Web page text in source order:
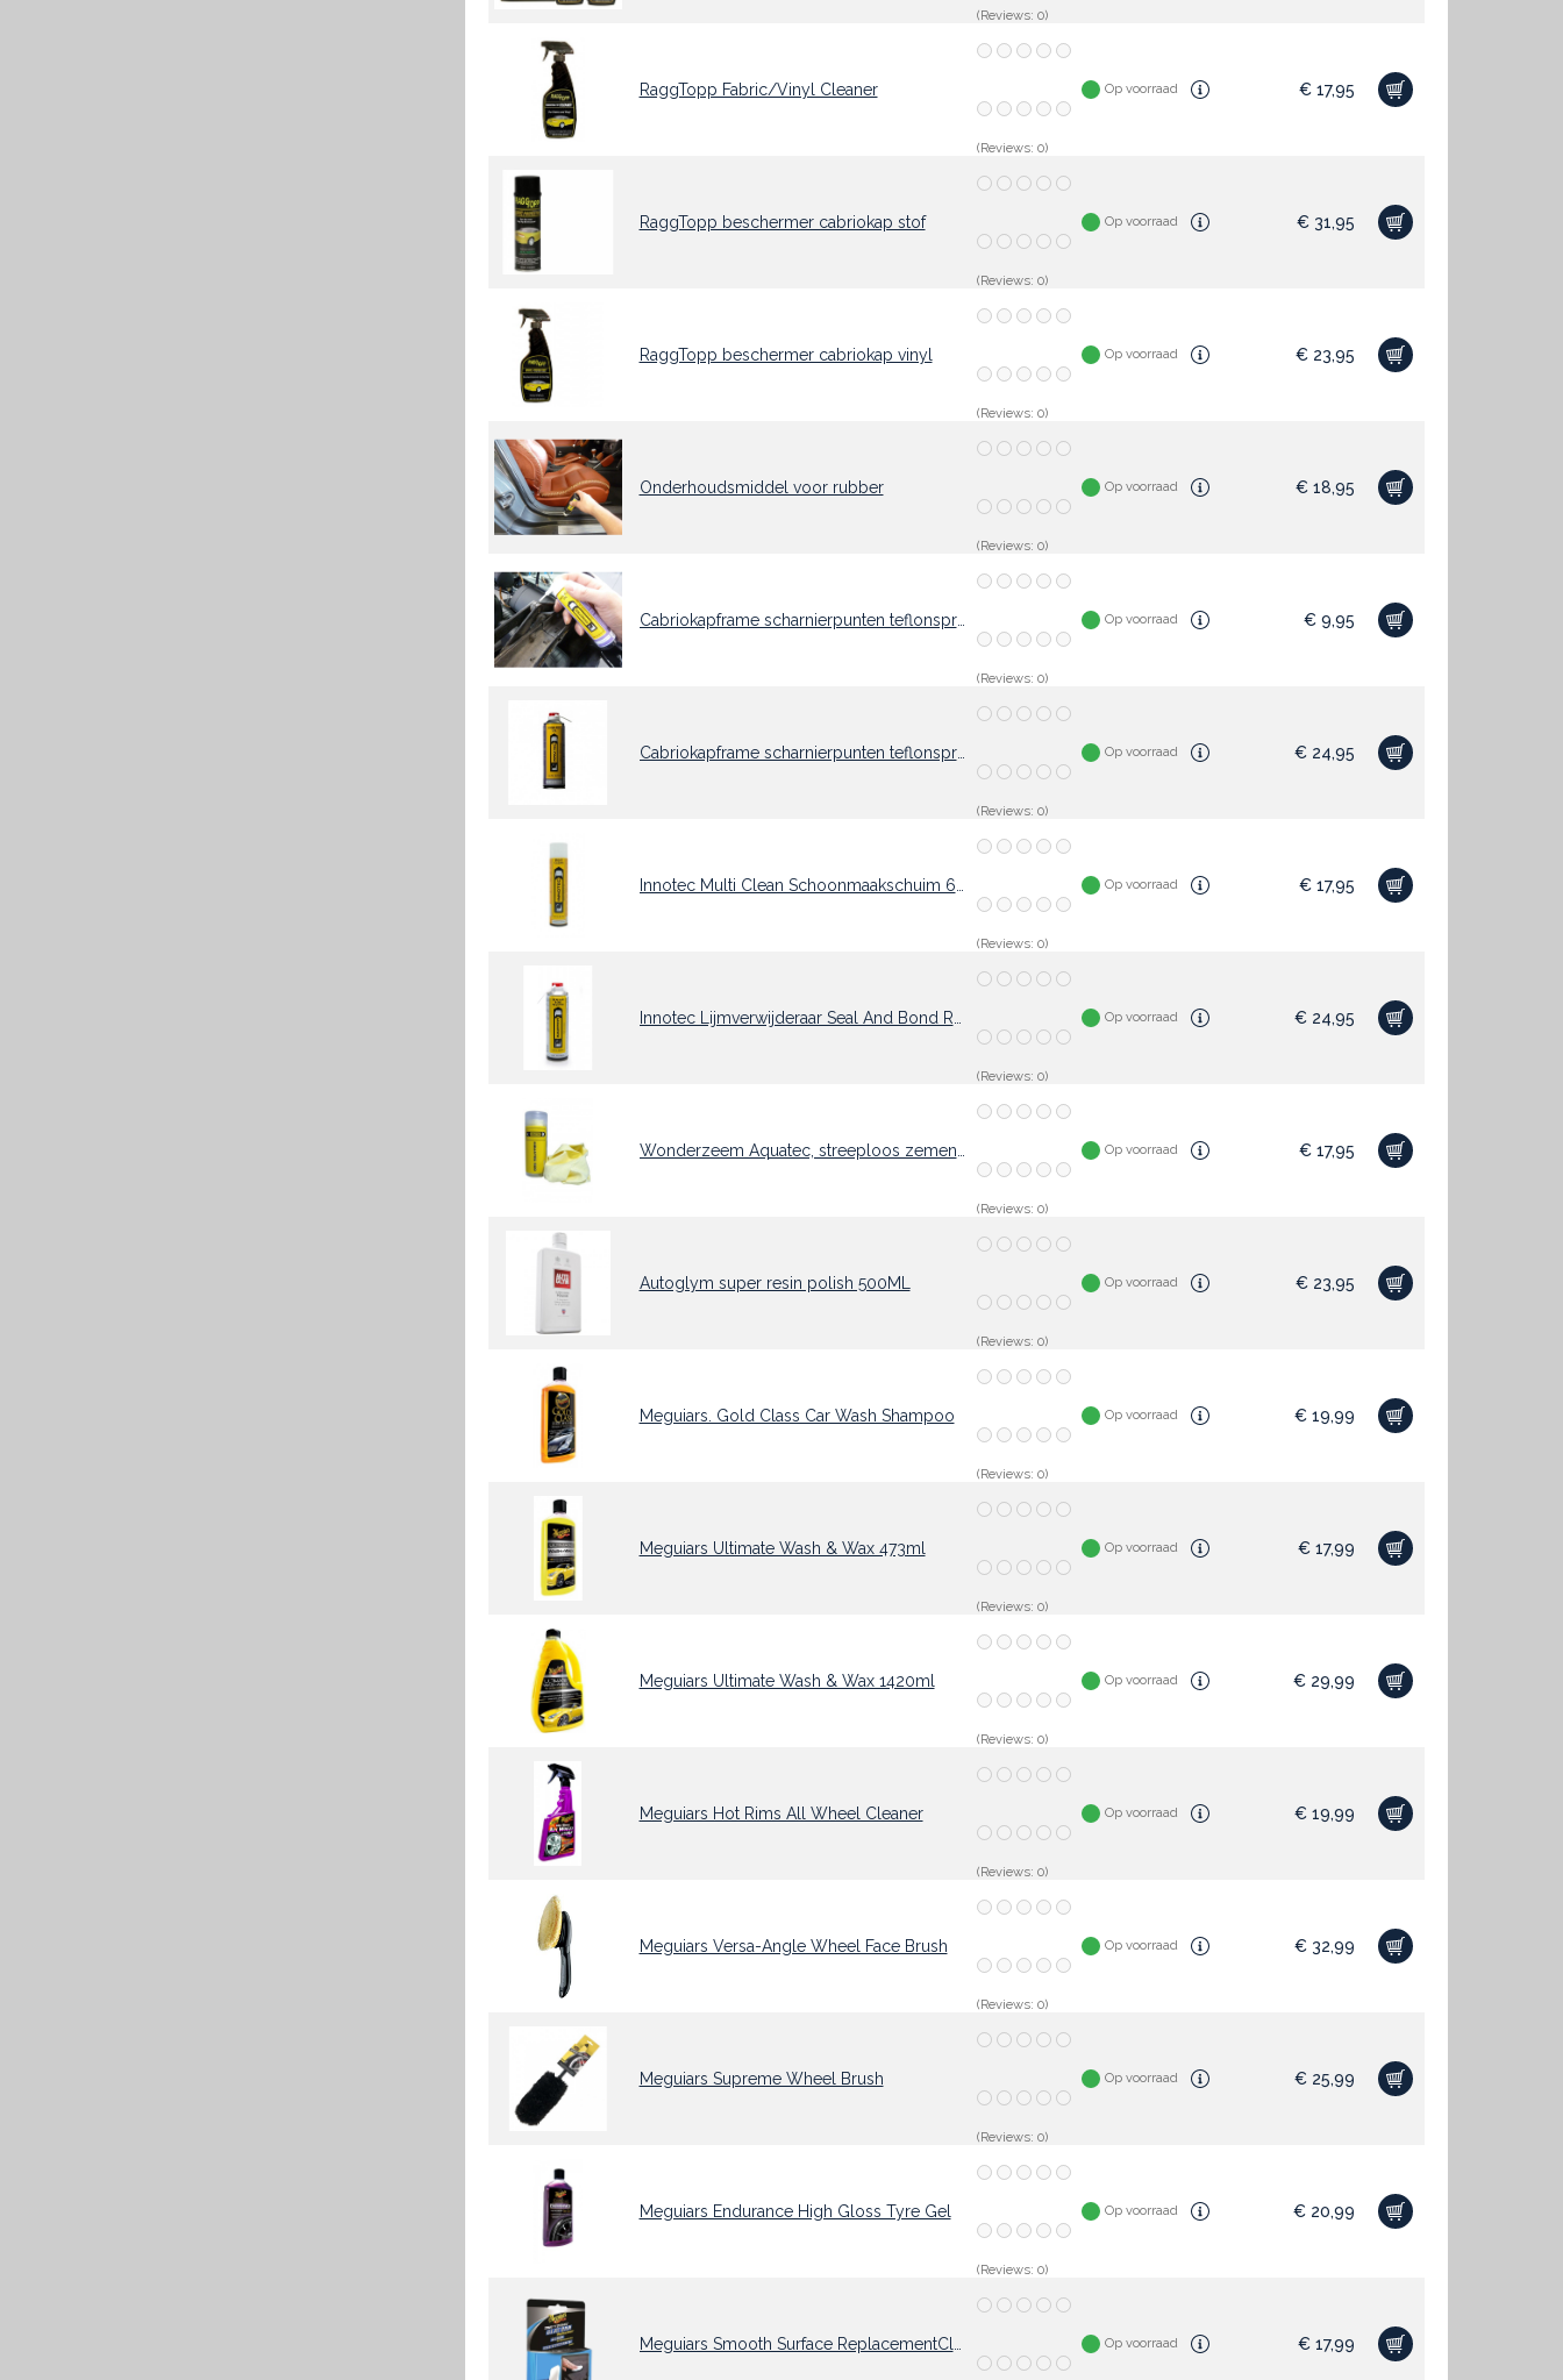
(Reviews: 0)
RaggTopp Fabric/Vinyl Cleaner
(Reviews: 0)
Op voorraad €17,95
RaggTopp beschermer cabriokap stof
(Reviews: 0)
Op voorraad €31,95
RaggTopp beschermer cabriokap vinyl
(Reviews: 0)
Op voorraad €23,95
Onderhoudsmiddel voor rubber
(Reviews: 0)
Op voorraad €18,95
Cabriokapframe scharnierpunten teflonspray 75ml
(Reviews: 0)
Op voorraad €9,95
Cabriokapframe scharnierpunten teflonspray 500ml
(Reviews: 0)
Op voorraad €24,95
(Reviews: 0)
Op voorraad €17,95
(Reviews: 0)
Op voorraad €24,95
(Reviews: 0)
Op voorraad €17,95
Autoglym super resin polish 500ML
(Reviews: 0)
Op voorraad €23,95
Meguiars. Gold Class Car Wash Shampoo
(Reviews: 0)
Op voorraad €19,99
Meguiars Ultimate Wash & Wax 473ml
(Reviews: 0)
Op voorraad €17,99
Meguiars Ultimate Wash & Wax 1420ml
(Reviews: 0)
Op voorraad €29,99
Meguiars Hot Rims All Wheel Cleaner
(Reviews: 0)
Op voorraad €19,99
Meguiars Versa-Angle Wheel Face Brush
(Reviews: 0)
Op voorraad €32,99
Meguiars Supreme Wheel Brush
(Reviews: 0)
Op voorraad €25,99
Meguiars Endurance High Gloss Tyre Gel
(Reviews: 0)
Op voorraad €20,99
Op voorraad €17,99